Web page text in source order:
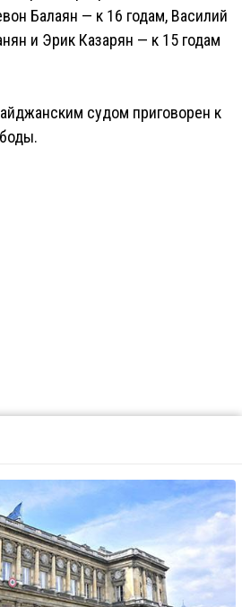
Балаян — к 16 годам, Василий
и Эрик Казарян — к 15 годам
судом приговорен к